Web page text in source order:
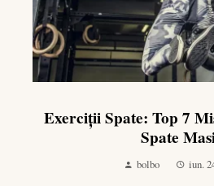
Exerciții Spate: Top 7
Spate
bolbo iun.